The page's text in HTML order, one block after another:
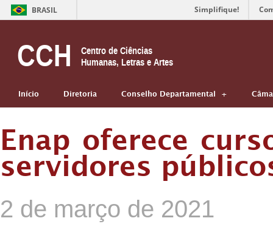
BRASIL Simplifique!
CCH
Centro de Ciências
Humanas, Letras e Artes
Início Diretoria Conselho Departamental
Enap oferece
servidores
2 de março de 2021